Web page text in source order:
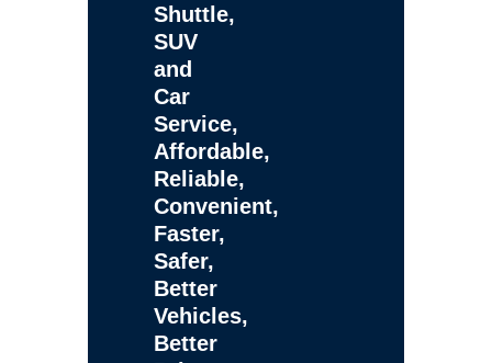
Shuttle,
SUV
and
Car
Service,
Affordable,
Reliable,
Convenient,
Faster,
Safer,
Better
Vehicles,
Better